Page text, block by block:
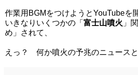
作業用BGMをつけようとYouTubeを
いきなりいくつかの「 富士山噴火 」
め」されて、
えっ？ 何か噴火の予兆のニュース